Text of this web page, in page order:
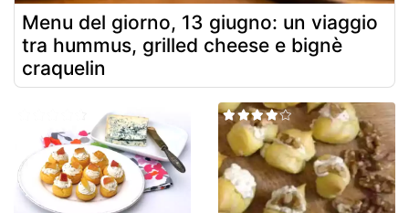
Menu del giorno, 13 giugno: un viaggio
tra hummus, grilled cheese e bignè
craquelin